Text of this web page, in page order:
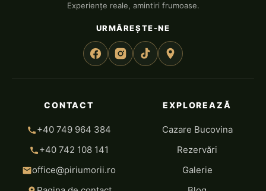
Experiențe reale, amintiri frumoase.
URMĂREȘTE-NE
CONTACT
+40 749 964 384
+40 742 108 141
office@piriumorii.ro
EXPLOREAZĂ
Cazare Bucovina
Rezervări
Galerie